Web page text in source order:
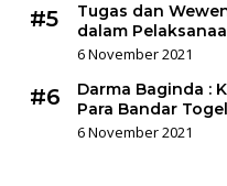
#5
Tugas dan
dalam
6 November 2021
#6
Darma Baginda :
Para Bandar
6 November 2021